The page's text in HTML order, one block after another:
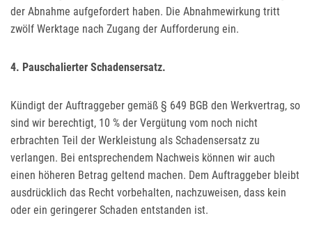
der Abnahme aufgefordert haben. Die Abnahmewirkung tritt
zwölf Werktage nach Zugang der Aufforderung ein.
4. Pauschalierter Schadensersatz.
Kündigt der Auftraggeber gemäß § 649 BGB den Werkvertrag, so
sind wir berechtigt, 10 % der Vergütung vom noch nicht
erbrachten Teil der Werkleistung als Schadensersatz zu
verlangen. Bei entsprechendem Nachweis können wir auch
einen höheren Betrag geltend machen. Dem Auftraggeber bleibt
ausdrücklich das Recht vorbehalten, nachzuweisen, dass kein
oder ein geringerer Schaden entstanden ist.